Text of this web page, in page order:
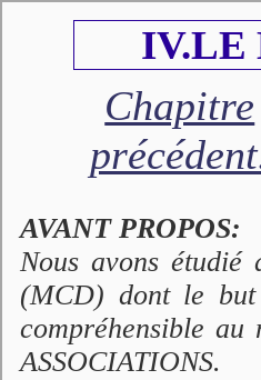
IV.LE
Chapitre
AVANT PROPOS:
Nous avons étudié
(MCD) dont le but
compréhensible
ASSOCIATIONS.